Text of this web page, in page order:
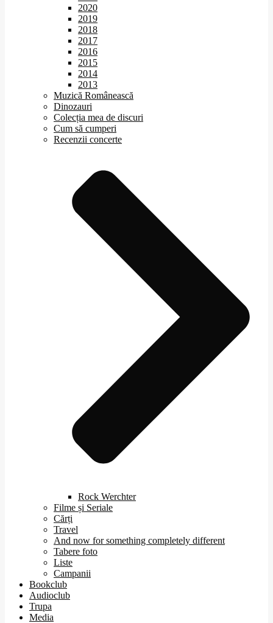
2020
2019
2018
2017
2016
2015
2014
2013
Muzică Românească
Dinozauri
Colecția mea de discuri
Cum să cumperi
Recenzii concerte
Rock Werchter
Filme și Seriale
Cărți
Travel
And now for something completely different
Tabere foto
Liste
Campanii
Bookclub
Audioclub
Trupa
Media